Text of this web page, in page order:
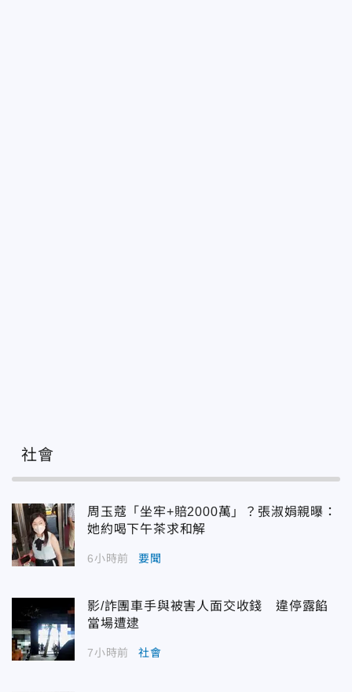
社會
周玉蔻「坐牢+賠2000萬」？張淑娟親曝：
她約喝下午茶求和解
6小時前 要聞
影/詐團車手與被害人面交收錢 違停露餡
當場遭逮
7小時前 社會